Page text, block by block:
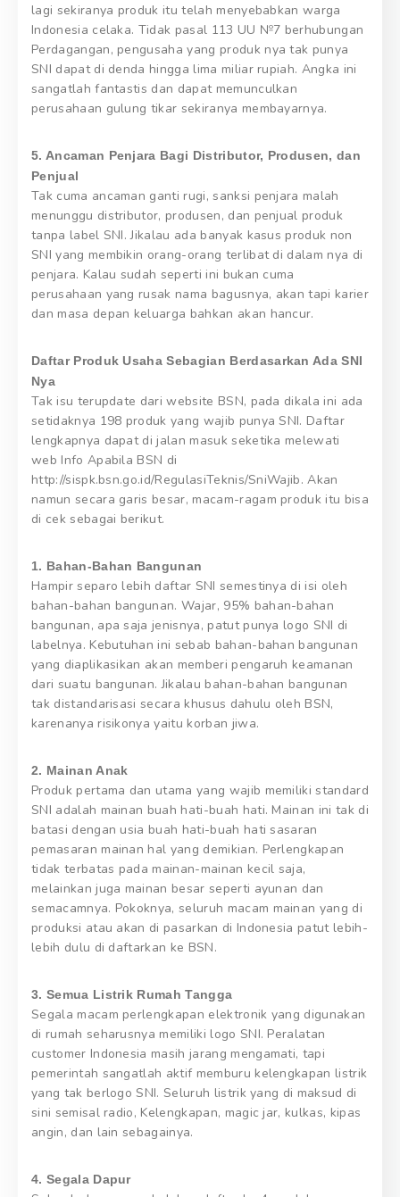
lagi sekiranya produk itu telah menyebabkan warga
Indonesia celaka. Tidak pasal 113 UU №7 berhubungan
Perdagangan, pengusaha yang produk nya tak punya
SNI dapat di denda hingga lima miliar rupiah. Angka ini
sangatlah fantastis dan dapat memunculkan
perusahaan gulung tikar sekiranya membayarnya.
5. Ancaman Penjara Bagi Distributor, Produsen, dan
Penjual
Tak cuma ancaman ganti rugi, sanksi penjara malah
menunggu distributor, produsen, dan penjual produk
tanpa label SNI. Jikalau ada banyak kasus produk non
SNI yang membikin orang-orang terlibat di dalam nya di
penjara. Kalau sudah seperti ini bukan cuma
perusahaan yang rusak nama bagusnya, akan tapi karier
dan masa depan keluarga bahkan akan hancur.
Daftar Produk Usaha Sebagian Berdasarkan Ada SNI
Nya
Tak isu terupdate dari website BSN, pada dikala ini ada
setidaknya 198 produk yang wajib punya SNI. Daftar
lengkapnya dapat di jalan masuk seketika melewati
web Info Apabila BSN di
http://sispk.bsn.go.id/RegulasiTeknis/SniWajib. Akan
namun secara garis besar, macam-ragam produk itu bisa
di cek sebagai berikut.
1. Bahan-Bahan Bangunan
Hampir separo lebih daftar SNI semestinya di isi oleh
bahan-bahan bangunan. Wajar, 95% bahan-bahan
bangunan, apa saja jenisnya, patut punya logo SNI di
labelnya. Kebutuhan ini sebab bahan-bahan bangunan
yang diaplikasikan akan memberi pengaruh keamanan
dari suatu bangunan. Jikalau bahan-bahan bangunan
tak distandarisasi secara khusus dahulu oleh BSN,
karenanya risikonya yaitu korban jiwa.
2. Mainan Anak
Produk pertama dan utama yang wajib memiliki standard
SNI adalah mainan buah hati-buah hati. Mainan ini tak di
batasi dengan usia buah hati-buah hati sasaran
pemasaran mainan hal yang demikian. Perlengkapan
tidak terbatas pada mainan-mainan kecil saja,
melainkan juga mainan besar seperti ayunan dan
semacamnya. Pokoknya, seluruh macam mainan yang di
produksi atau akan di pasarkan di Indonesia patut lebih-
lebih dulu di daftarkan ke BSN.
3. Semua Listrik Rumah Tangga
Segala macam perlengkapan elektronik yang digunakan
di rumah seharusnya memiliki logo SNI. Peralatan
customer Indonesia masih jarang mengamati, tapi
pemerintah sangatlah aktif memburu kelengkapan listrik
yang tak berlogo SNI. Seluruh listrik yang di maksud di
sini semisal radio, Kelengkapan, magic jar, kulkas, kipas
angin, dan lain sebagainya.
4. Segala Dapur